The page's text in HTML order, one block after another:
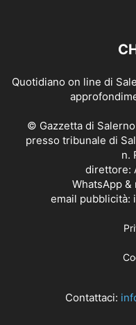
Quotidiano on line di
© Gazzetta di
presso tribunale di
n.
direttore:
WhatsApp
email pubblicità:
Contattaci: